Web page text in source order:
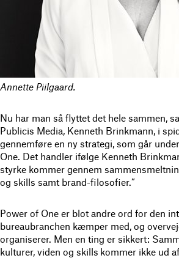
Annette Piilgaard.
Nu har man så flyttet det hele sammen,
Publicis Media, Kenneth Brinkmann, i
gennemføre en ny strategi, som går
One. Det handler ifølge Kenneth
styrke kommer gennem
og skills samt brand-filosofier.”
Power of One er blot andre ord for den
bureaubranchen kæmper med, og
organiserer. Men en ting er sikkert:
kulturer, viden og skills kommer ikke ud